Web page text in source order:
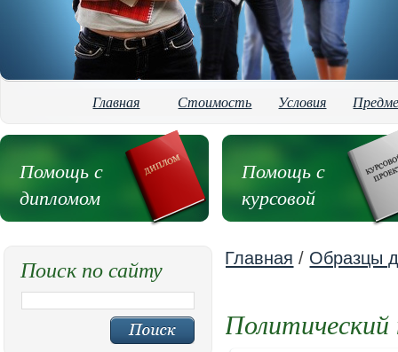
Главная Стоимость Условия
Помощь с
дипломом
Помощь с
курсовой
Главная / Образцы
Поиск по сайту